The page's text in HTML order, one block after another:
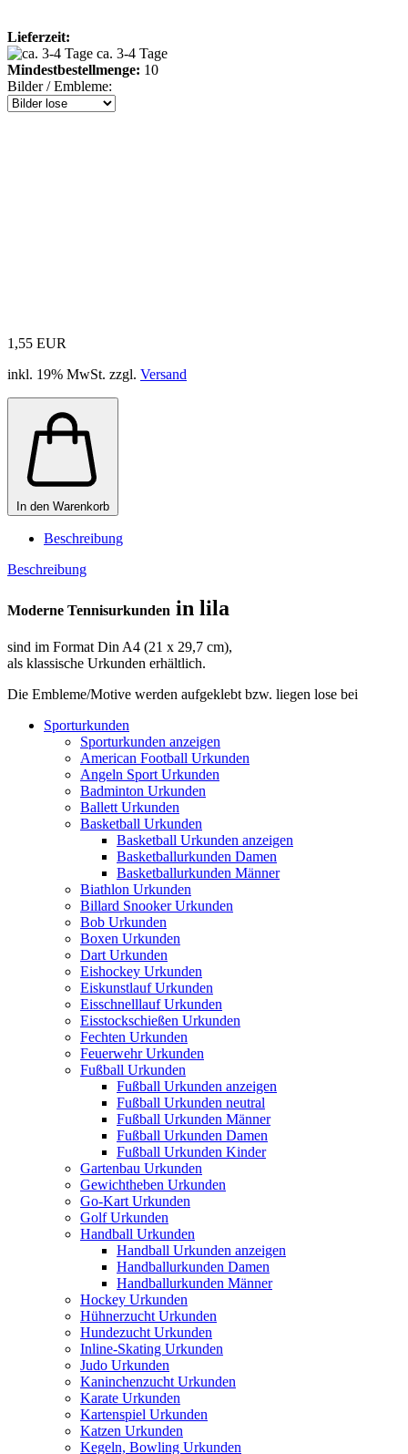
Lieferzeit:
ca. 3-4 Tage
Mindestbestellmenge: 10
Bilder / Embleme:
1,55 EUR
inkl. 19% MwSt. zzgl. Versand
In den Warenkorb
Beschreibung
Beschreibung
Moderne Tennisurkunden in lila
sind im Format Din A4 (21 x 29,7 cm),
als klassische Urkunden erhältlich.
Die Embleme/Motive werden aufgeklebt bzw. liegen lose bei
Sporturkunden
Sporturkunden anzeigen
American Football Urkunden
Angeln Sport Urkunden
Badminton Urkunden
Ballett Urkunden
Basketball Urkunden
Basketball Urkunden anzeigen
Basketballurkunden Damen
Basketballurkunden Männer
Biathlon Urkunden
Billard Snooker Urkunden
Bob Urkunden
Boxen Urkunden
Dart Urkunden
Eishockey Urkunden
Eiskunstlauf Urkunden
Eisschnelllauf Urkunden
Eisstockschießen Urkunden
Fechten Urkunden
Feuerwehr Urkunden
Fußball Urkunden
Fußball Urkunden anzeigen
Fußball Urkunden neutral
Fußball Urkunden Männer
Fußball Urkunden Damen
Fußball Urkunden Kinder
Gartenbau Urkunden
Gewichtheben Urkunden
Go-Kart Urkunden
Golf Urkunden
Handball Urkunden
Handball Urkunden anzeigen
Handballurkunden Damen
Handballurkunden Männer
Hockey Urkunden
Hühnerzucht Urkunden
Hundezucht Urkunden
Inline-Skating Urkunden
Judo Urkunden
Kaninchenzucht Urkunden
Karate Urkunden
Kartenspiel Urkunden
Katzen Urkunden
Kegeln, Bowling Urkunden